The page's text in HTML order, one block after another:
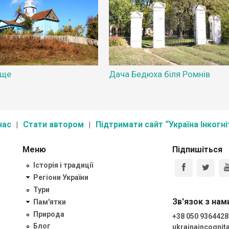
Дача Бедюха біля Ромнів
Стати автором Підтримати сайт “Україна
Меню
Історія і традиції
Регіони України
Тури
Пам'ятки
Природа
Блог
Підпишіться
Зв'язок з
+38 050 9364428